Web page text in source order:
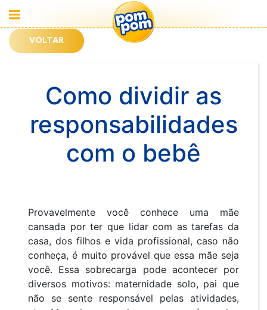
VOLTAR
Como dividir as
responsabilidades
com o bebê
Provavelmente você conhece uma mãe
cansada por ter que lidar com as tarefas da
casa, dos filhos e vida profissional, caso não
conheça, é muito provável que essa mãe seja
você. Essa sobrecarga pode acontecer por
diversos motivos: maternidade solo, pai que
não se sente responsável pelas atividades,